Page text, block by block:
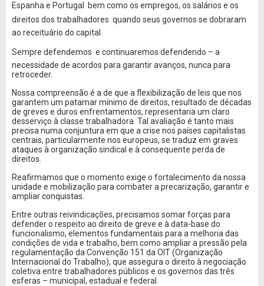
Espanha e Portugal  bem como os empregos, os salários e os
direitos dos trabalhadores  quando seus governos se dobraram
ao receituário do capital.
Sempre defendemos  e continuaremos defendendo – a
necessidade de acordos para garantir avanços, nunca para
retroceder.
Nossa compreensão é a de que a flexibilização de leis que nos
garantem um patamar mínimo de direitos, resultado de décadas
de greves e duros enfrentamentos, representaria um claro
desserviço à classe trabalhadora. Tal avaliação é tanto mais
precisa numa conjuntura em que a crise nos países capitalistas
centrais, particularmente nos europeus, se traduz em graves
ataques à organização sindical e à consequente perda de
direitos.
Reafirmamos que o momento exige o fortalecimento da nossa
unidade e mobilização para combater a precarização, garantir e
ampliar conquistas.
Entre outras reivindicações, precisamos somar forças para
defender o respeito ao direito de greve e à data-base do
funcionalismo, elementos fundamentais para a melhoria das
condições de vida e trabalho, bem como ampliar a pressão pela
regulamentação da Convenção 151 da OIT (Organização
Internacional do Trabalho), que assegura o direito à negociação
coletiva entre trabalhadores públicos e os governos das três
esferas – municipal, estadual e federal.